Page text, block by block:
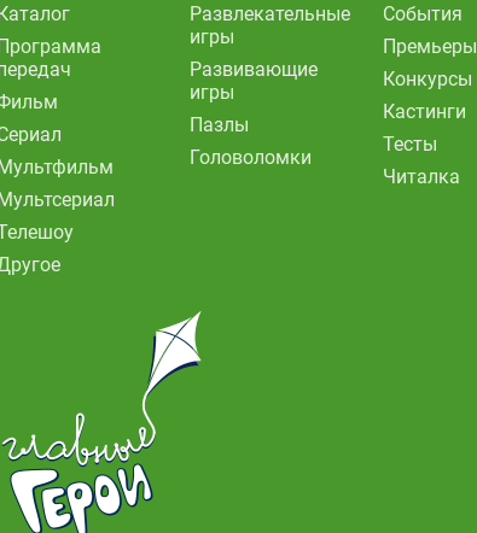
Развлекательные
игры
Развивающие
игры
Пазлы
Головоломки
События
Премьеры
Конкурсы
Кастинги
Тесты
Читалка